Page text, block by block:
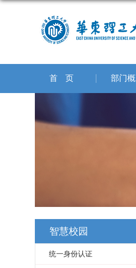
首页 部门
智慧校园
统一身份认证